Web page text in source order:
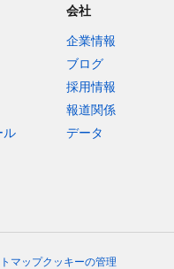
ル
会社
企業情報
ブログ
採用情報
報道関係
データ
マップクッキーの管理